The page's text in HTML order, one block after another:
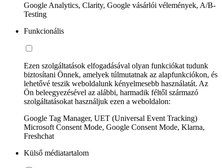
Google Analytics, Clarity, Google vásárlói vélemények, A/B-
Testing
Funkcionális
Ezen szolgáltatások elfogadásával olyan funkciókat tudunk
biztosítani Önnek, amelyek túlmutatnak az alapfunkciókon, és
lehetővé teszik weboldalunk kényelmesebb használatát. Az
Ön beleegyezésével az alábbi, harmadik féltől származó
szolgáltatásokat használjuk ezen a weboldalon:
Google Tag Manager, UET (Universal Event Tracking)
Microsoft Consent Mode, Google Consent Mode, Klarna,
Freshchat
Külső médiatartalom